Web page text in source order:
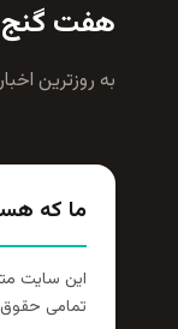
هفت گنج
به روزترين
ما که
این سایت
تمامی